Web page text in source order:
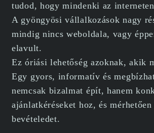
tudod, hogy mindenki az
A gyöngyösi vállalkozások nagy
mindig nincs weboldala, vagy
elavult.
Ez óriási lehetőség azoknak, akik
Egy gyors, informatív és
nemcsak bizalmat épít, hanem
ajánlatkéréseket hoz, és
bevételedet.